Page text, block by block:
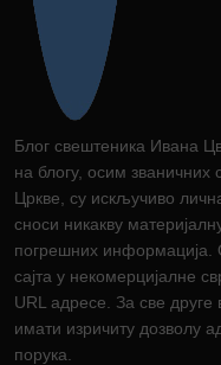
Блог свештеника Ивана
на блогу, осим
Цркве, су искључиво
сноси никакву
погрешних
сајта у некомерцијалне
URL адресе. За све друге
имати изричиту дозволу
порука.